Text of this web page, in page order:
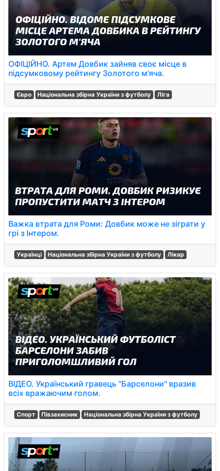
ОФІЦІЙНО. Артем Довбик зайняв своє місце в
підсумковому рейтингу Золотого м'яча.
Євро Національна збірна України з футболу Ліга
Важка втрата для Роми: Довбик може не зіграти у
грі з Інтером.
Українці Національна збірна України з футболу Лікар
ВІДЕО. Український гравець "Барселони" вразив
всіх вражаючим голом.
Спорт Півзахисник Національна збірна України з футболу